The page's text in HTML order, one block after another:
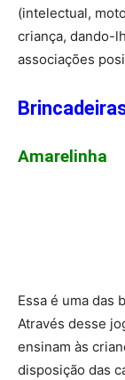
(intelectual,
criança, dando-
associações
Amarelinha
Essa é uma das
Através desse
ensinam às
disposição das